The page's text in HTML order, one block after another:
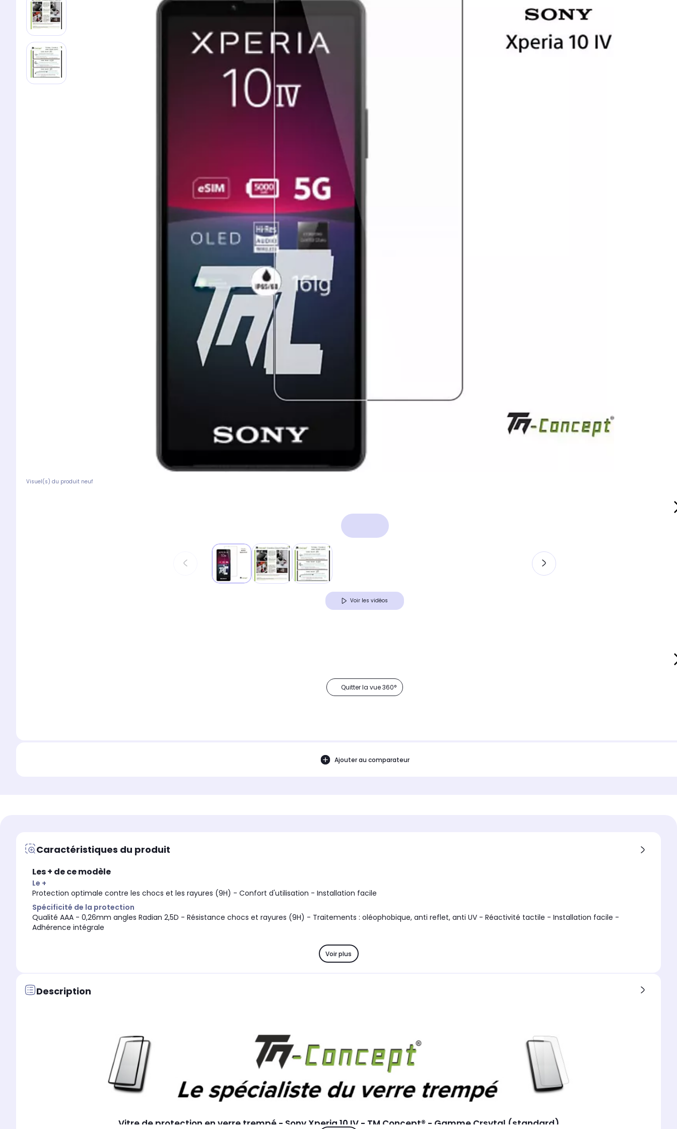
Visuel(s) du produit neuf
Voir les vidéos
Quitter la vue 360°
Ajouter au comparateur
Caractéristiques du produit
Les + de ce modèle
Le +
Protection optimale contre les chocs et les rayures (9H) - Confort d'utilisation - Installation facile
Spécificité de la protection
Qualité AAA - 0,26mm angles Radian 2,5D - Résistance chocs et rayures (9H) - Traitements : oléophobique, anti reflet, anti UV - Réactivité tactile - Installation facile -
Adhérence intégrale
Voir plus
Description
Vitre de protection en verre trempé - Sony Xperia 10 IV - TM Concept® - Gamme Crsytal (standard)